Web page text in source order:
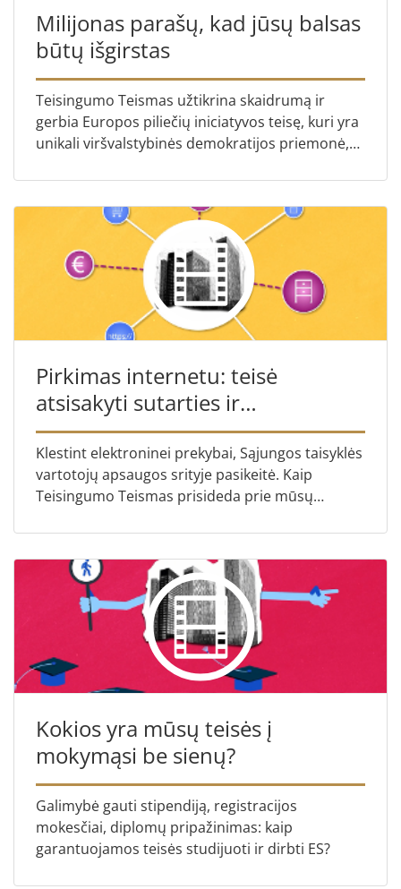
Milijonas parašų, kad jūsų balsas
būtų išgirstas
Teisingumo Teismas užtikrina skaidrumą ir
gerbia Europos piliečių iniciatyvos teisę, kuri yra
unikali viršvalstybinės demokratijos priemonė,
teisės akt...
Pirkimas internetu: teisė
atsisakyti sutarties ir
nesąžiningos sąlygos
Klestint elektroninei prekybai, Sąjungos taisyklės
vartotojų apsaugos srityje pasikeitė. Kaip
Teisingumo Teismas prisideda prie mūsų
Kokios yra mūsų teisės į
mokymąsi be sienų?
Galimybė gauti stipendiją, registracijos
mokesčiai, diplomų pripažinimas: kaip
garantuojamos teisės studijuoti ir dirbti ES?